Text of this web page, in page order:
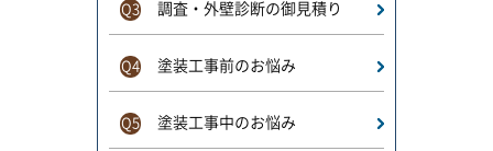
Q3 調査・外壁診断の御見積り
Q4 塗装工事前のお悩み
Q5 塗装工事中のお悩み